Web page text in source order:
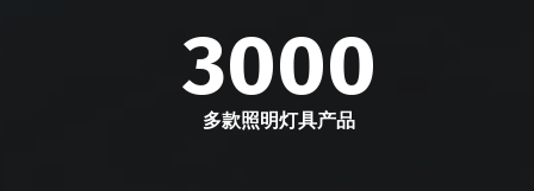
3000
多款照明灯具产品